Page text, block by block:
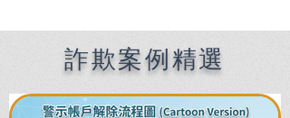
詐欺案例精選